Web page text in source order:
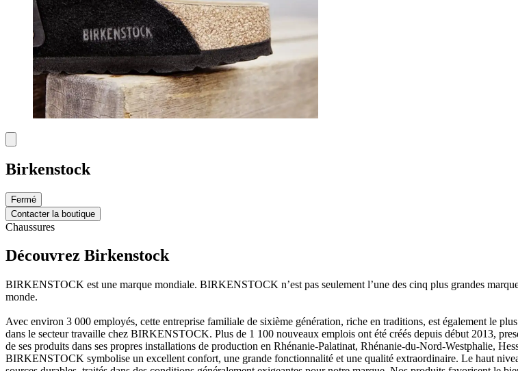
Birkenstock
Fermé
Contacter la boutique
Chaussures
Découvrez Birkenstock
BIRKENSTOCK est une marque mondiale. BIRKENSTOCK n’est pas seulement l’une des cinq plus grandes
monde.
Avec environ 3 000 employés, cette entreprise familiale de sixième génération, riche en traditions, est également le
dans le secteur travaille chez BIRKENSTOCK. Plus de 1 100 nouveaux emplois ont été créés depuis début 2013,
de ses produits dans ses propres installations de production en Rhénanie-Palatinat, Rhénanie-du-Nord-Westphalie,
BIRKENSTOCK symbolise un excellent confort, une grande fonctionnalité et une qualité extraordinaire. Le haut